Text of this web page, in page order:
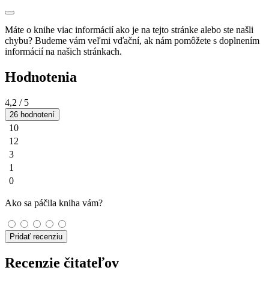
Máte o knihe viac informácií ako je na tejto stránke alebo ste našli
chybu? Budeme vám veľmi vďační, ak nám pomôžete s doplnením
informácií na našich stránkach.
Hodnotenia
4,2 / 5
26 hodnotení
10
12
3
1
0
Ako sa páčila kniha vám?
Pridať recenziu
Recenzie čitateľov